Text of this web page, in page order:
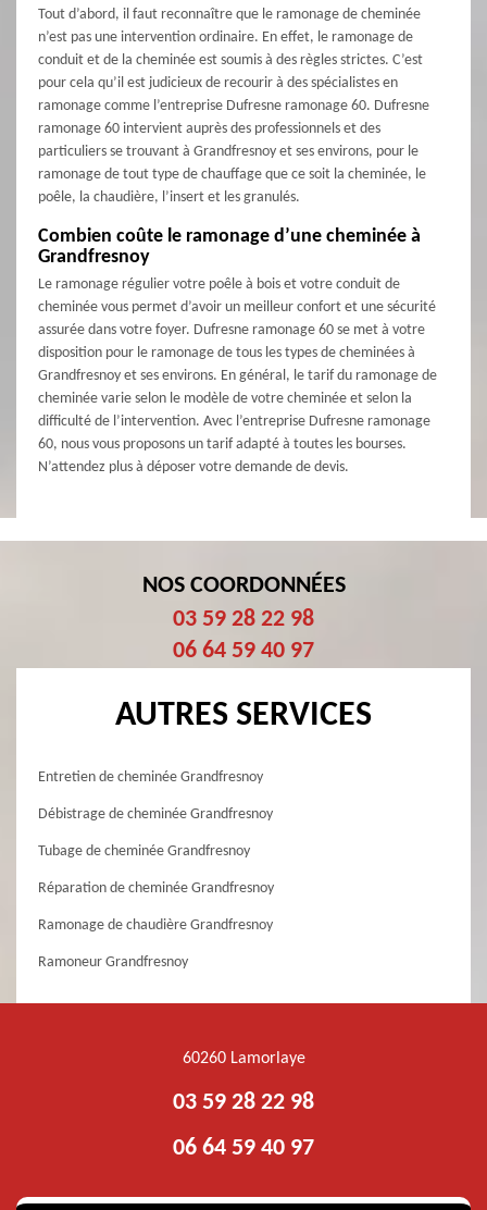
Tout d’abord, il faut reconnaître que le ramonage de cheminée
n’est pas une intervention ordinaire. En effet, le ramonage de
conduit et de la cheminée est soumis à des règles strictes. C’est
pour cela qu’il est judicieux de recourir à des spécialistes en
ramonage comme l’entreprise Dufresne ramonage 60. Dufresne
ramonage 60 intervient auprès des professionnels et des
particuliers se trouvant à Grandfresnoy et ses environs, pour le
ramonage de tout type de chauffage que ce soit la cheminée, le
poêle, la chaudière, l’insert et les granulés.
Combien coûte le ramonage d’une cheminée à
Grandfresnoy
Le ramonage régulier votre poêle à bois et votre conduit de
cheminée vous permet d’avoir un meilleur confort et une sécurité
assurée dans votre foyer. Dufresne ramonage 60 se met à votre
disposition pour le ramonage de tous les types de cheminées à
Grandfresnoy et ses environs. En général, le tarif du ramonage de
cheminée varie selon le modèle de votre cheminée et selon la
difficulté de l’intervention. Avec l’entreprise Dufresne ramonage
60, nous vous proposons un tarif adapté à toutes les bourses.
N’attendez plus à déposer votre demande de devis.
NOS COORDONNÉES
03 59 28 22 98
06 64 59 40 97
AUTRES SERVICES
Entretien de cheminée Grandfresnoy
Débistrage de cheminée Grandfresnoy
Tubage de cheminée Grandfresnoy
Réparation de cheminée Grandfresnoy
Ramonage de chaudière Grandfresnoy
Ramoneur Grandfresnoy
60260 Lamorlaye
03 59 28 22 98
06 64 59 40 97